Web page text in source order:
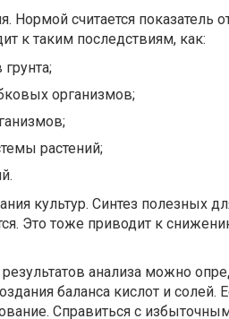
считается показатель
к таким последствиям, как:
организмов;
растений;
культур. Синтез полезных
Это тоже приводит к
анализа можно
баланса кислот и солей.
Справиться с